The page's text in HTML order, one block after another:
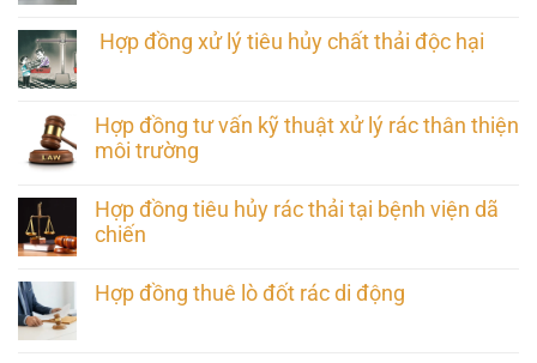
Hợp đồng xử lý tiêu hủy chất thải độc hại
Hợp đồng tư vấn kỹ thuật xử lý rác thân thiện
môi trường
Hợp đồng tiêu hủy rác thải tại bệnh viện dã
chiến
Hợp đồng thuê lò đốt rác di động